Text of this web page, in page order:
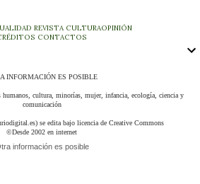
REVISTA CULTURAOPINIÓN
CONTACTOS
INFORMACIÓN ES POSIBLE
humanos, cultura, minorías, mujer, infancia, ecología, ciencia y
comunicación
se edita bajo licencia de Creative Commons
©Desde 2002 en internet
información es posible